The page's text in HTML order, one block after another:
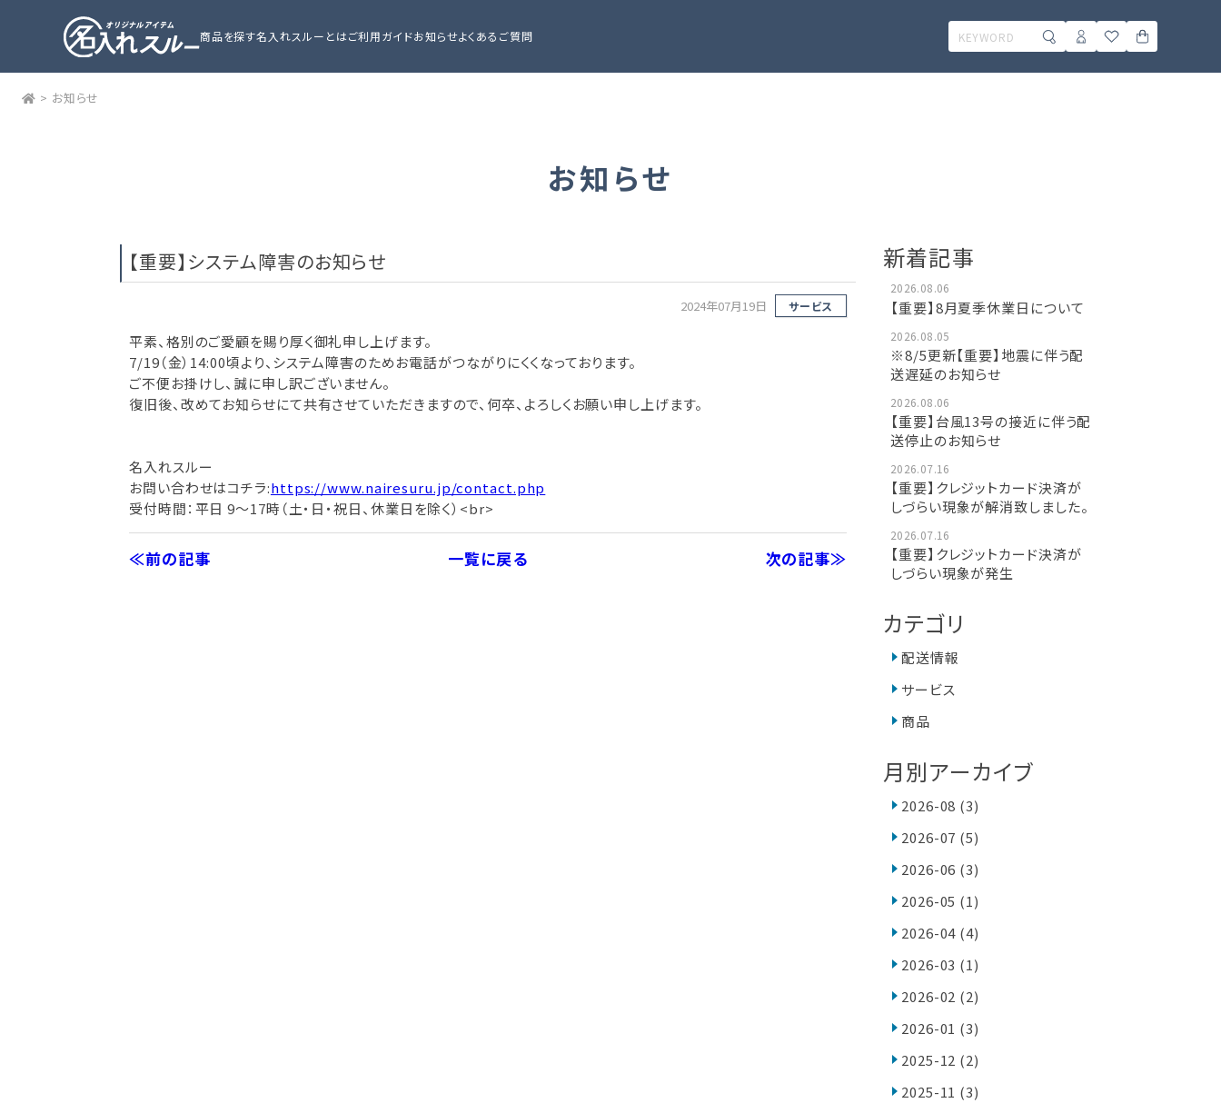
商品を探す名入れスルーとはご利用ガイドお知らせよくあるご質問
> お知らせ
お知らせ
【重要】システム障害のお知らせ
2024年07月19日 サービス
平素、格別のご愛顧を賜り厚く御礼申し上げます。
7/19（金）14:00頃より、システム障害のためお電話がつながりにくくなっております。
ご不便お掛けし、誠に申し訳ございません。
復旧後、改めてお知らせにて共有させていただきますので、何卒、よろしくお願い申し上げます。
名入れスルー
お問い合わせはコチラ:https://www.nairesuru.jp/contact.php
受付時間：平日 9～17時（土・日・祝日、休業日を除く）<br>
≪前の記事 一覧に戻る 次の記事≫
新着記事
2026.08.06
【重要】8月夏季休業日について
2026.08.05
※8/5更新【重要】地震に伴う配
送遅延のお知らせ
2026.08.06
【重要】台風13号の接近に伴う配
送停止のお知らせ
2026.07.16
【重要】クレジットカード決済が
しづらい現象が解消致しました。
2026.07.16
【重要】クレジットカード決済が
しづらい現象が発生
カテゴリ
配送情報
サービス
商品
月別アーカイブ
2026-08 (3)
2026-07 (5)
2026-06 (3)
2026-05 (1)
2026-04 (4)
2026-03 (1)
2026-02 (2)
2026-01 (3)
2025-12 (2)
2025-11 (3)